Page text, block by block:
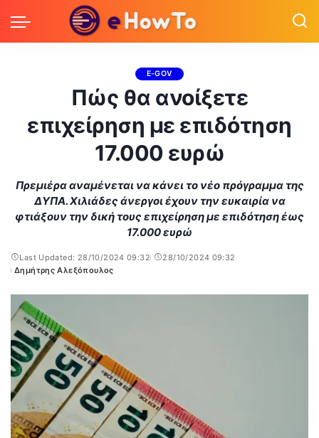
E-GOV
Πώς θα ανοίξετε
επιχείρηση με επιδότηση
17.000 ευρώ
Πρεμιέρα αναμένεται να κάνει το νέο πρόγραμμα της
ΔΥΠΑ. Χιλιάδες άνεργοι έχουν την ευκαιρία να
φτιάξουν την δική τους επιχείρηση με επιδότηση έως
17.000 ευρώ
Last Updated: 28/10/2024 09:32
28/10/2024 09:32
Posted
Δημήτρης Αλεξόπουλος